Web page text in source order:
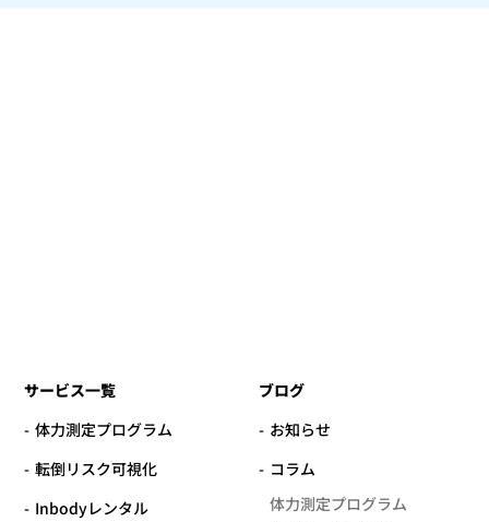
サービス一覧
体力測定プログラム
転倒リスク可視化
Inbodyレンタル
ブログ
お知らせ
コラム
体力測定プログラム